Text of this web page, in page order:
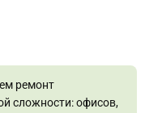
ремонт
сложности: офисов,